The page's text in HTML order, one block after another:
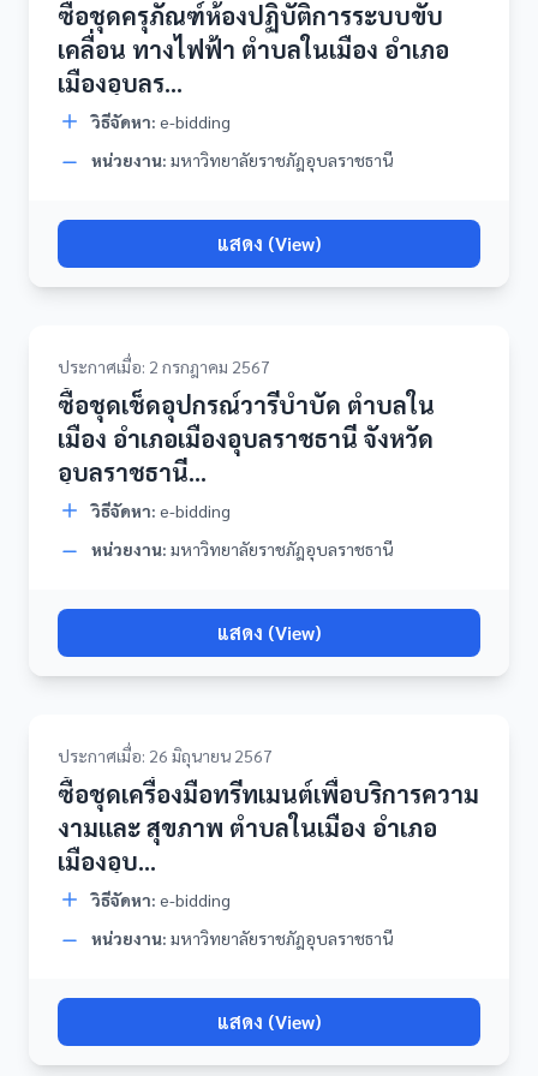
ซื้อชุดครุภัณฑ์ห้องปฏิบัติการระบบขับ
เคลื่อน ทางไฟฟ้า ตำบลในเมือง อำเภอ
เมืองอุบลร...
วิธีจัดหา: e-bidding
หน่วยงาน: มหาวิทยาลัยราชภัฎอุบลราชธานี
แสดง (View)
ประกาศเมื่อ: 2 กรกฎาคม 2567
ซื้อชุดเช็ดอุปกรณ์วารีบำบัด ตำบลใน
เมือง อำเภอเมืองอุบลราชธานี จังหวัด
อุบลราชธานี...
วิธีจัดหา: e-bidding
หน่วยงาน: มหาวิทยาลัยราชภัฎอุบลราชธานี
แสดง (View)
ประกาศเมื่อ: 26 มิถุนายน 2567
ซื้อชุดเครื่องมือทรีทเมนต์เพื่อบริการความ
งามและ สุขภาพ ตำบลในเมือง อำเภอ
เมืองอุบ...
วิธีจัดหา: e-bidding
หน่วยงาน: มหาวิทยาลัยราชภัฎอุบลราชธานี
แสดง (View)